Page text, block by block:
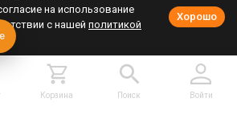
Корзина Поиск Войти
на использование
с нашей политикой
Хорошо